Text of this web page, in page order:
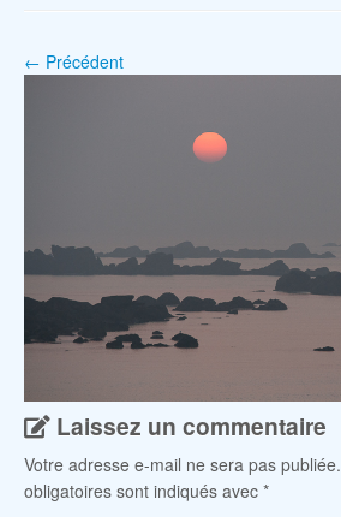
← Précédent
Laissez un commentaire
Votre adresse e-mail ne sera pas publiée.
obligatoires sont indiqués avec *